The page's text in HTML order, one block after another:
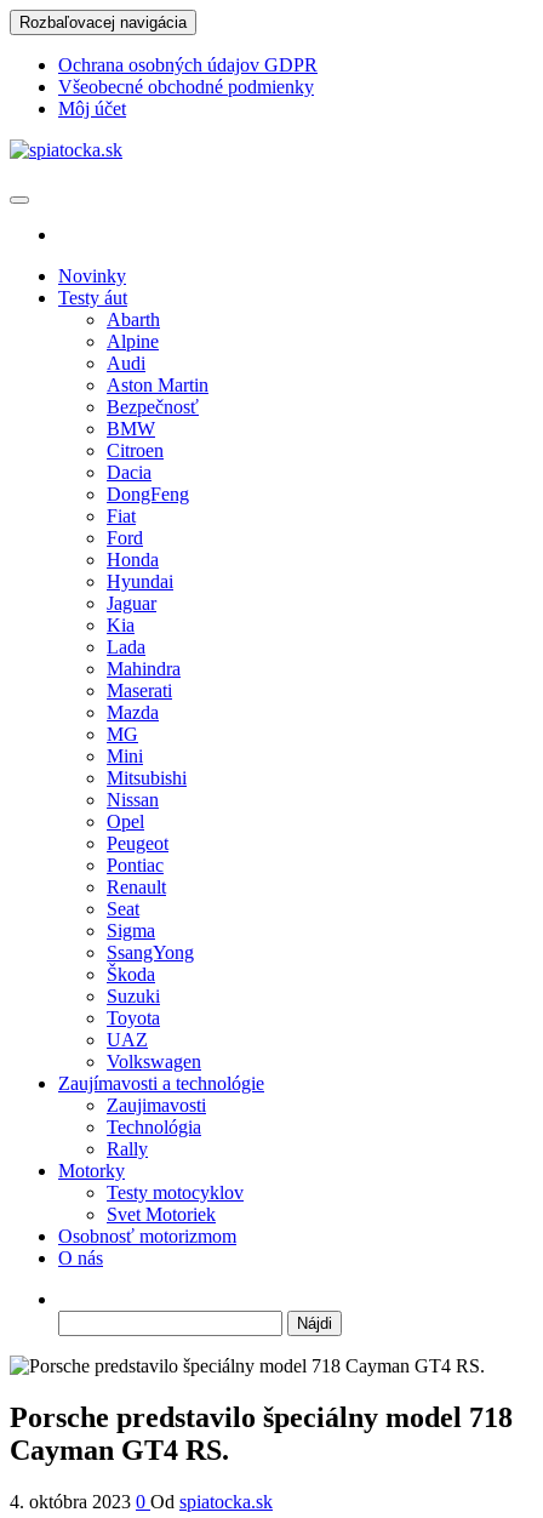
Skip
to
content
Rozbaľovacej navigácia
Ochrana osobných údajov GDPR
Všeobecné obchodné podmienky
Môj účet
Novinky
Testy áut
Abarth
Alpine
Audi
Aston Martin
Bezpečnosť
BMW
Citroen
Dacia
DongFeng
Fiat
Ford
Honda
Hyundai
Jaguar
Kia
Lada
Mahindra
Maserati
Mazda
MG
Mini
Mitsubishi
Nissan
Opel
Peugeot
Pontiac
Renault
Seat
Sigma
SsangYong
Škoda
Suzuki
Toyota
UAZ
Volkswagen
Zaujímavosti a technológie
Zaujimavosti
Technológia
Rally
Motorky
Testy motocyklov
Svet Motoriek
Osobnosť motorizmom
O nás
Porsche predstavilo špeciálny model 718
Cayman GT4 RS.
4. októbra 2023 0 Od spiatocka.sk